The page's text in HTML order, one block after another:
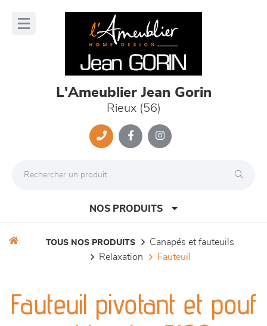
L'Ameublier Jean Gorin
Rieux (56)
NOS PRODUITS
séjours
TOUS NOS PRODUITS
canapés et fauteuils
relaxation
fauteuil
Fauteuil pivotant et pouf